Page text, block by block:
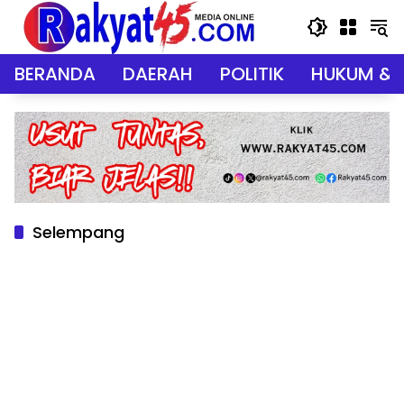
Langsung
konten
BERANDA DAERAH POLITIK HUKUM &
Selempang